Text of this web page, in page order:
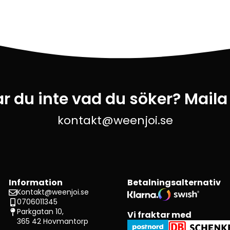
du inte vad du söker?
kontakt@weenjoi.se
Information
Kontakt@weenjoi.se
0706011345
Parkgatan 10,
365 42 Hovmantorp
Betalningsalternativ
Vi fraktar med